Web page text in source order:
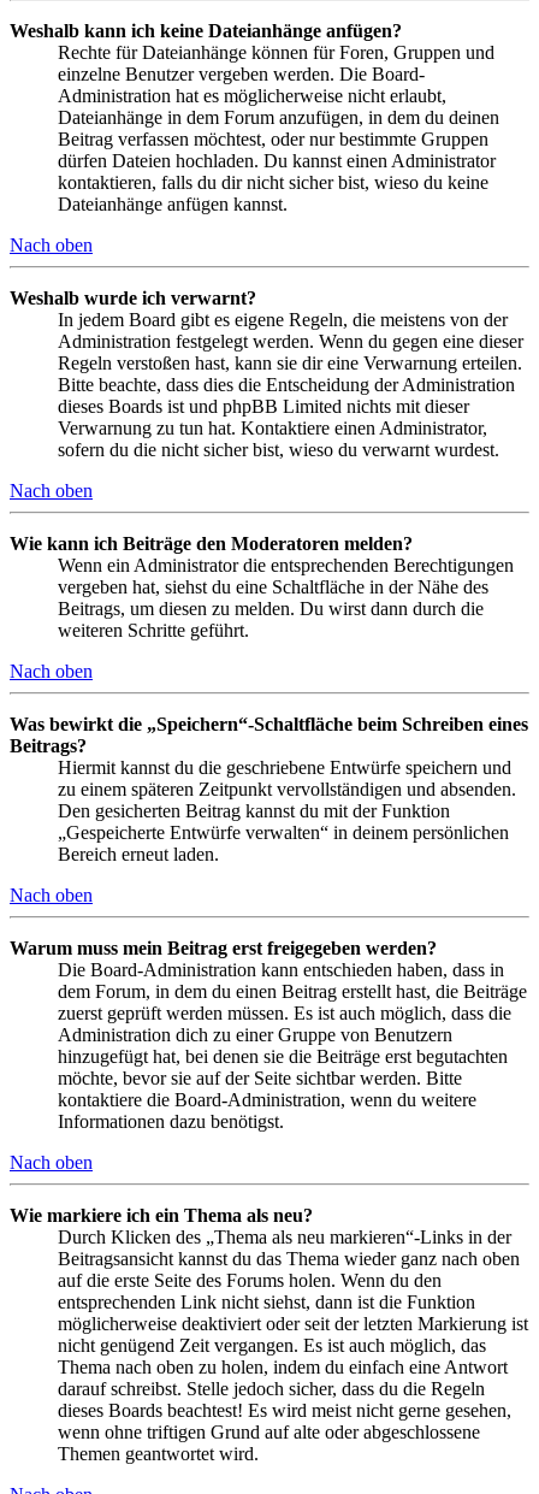
Weshalb kann ich keine Dateianhänge anfügen?
Rechte für Dateianhänge können für Foren, Gruppen und
einzelne Benutzer vergeben werden. Die Board-
Administration hat es möglicherweise nicht erlaubt,
Dateianhänge in dem Forum anzufügen, in dem du deinen
Beitrag verfassen möchtest, oder nur bestimmte Gruppen
dürfen Dateien hochladen. Du kannst einen Administrator
kontaktieren, falls du dir nicht sicher bist, wieso du keine
Dateianhänge anfügen kannst.
Nach oben
Weshalb wurde ich verwarnt?
In jedem Board gibt es eigene Regeln, die meistens von der
Administration festgelegt werden. Wenn du gegen eine dieser
Regeln verstoßen hast, kann sie dir eine Verwarnung erteilen.
Bitte beachte, dass dies die Entscheidung der Administration
dieses Boards ist und phpBB Limited nichts mit dieser
Verwarnung zu tun hat. Kontaktiere einen Administrator,
sofern du die nicht sicher bist, wieso du verwarnt wurdest.
Nach oben
Wie kann ich Beiträge den Moderatoren melden?
Wenn ein Administrator die entsprechenden Berechtigungen
vergeben hat, siehst du eine Schaltfläche in der Nähe des
Beitrags, um diesen zu melden. Du wirst dann durch die
weiteren Schritte geführt.
Nach oben
Was bewirkt die „Speichern“-Schaltfläche beim Schreiben eines
Beitrags?
Hiermit kannst du die geschriebene Entwürfe speichern und
zu einem späteren Zeitpunkt vervollständigen und absenden.
Den gesicherten Beitrag kannst du mit der Funktion
„Gespeicherte Entwürfe verwalten“ in deinem persönlichen
Bereich erneut laden.
Nach oben
Warum muss mein Beitrag erst freigegeben werden?
Die Board-Administration kann entschieden haben, dass in
dem Forum, in dem du einen Beitrag erstellt hast, die Beiträge
zuerst geprüft werden müssen. Es ist auch möglich, dass die
Administration dich zu einer Gruppe von Benutzern
hinzugefügt hat, bei denen sie die Beiträge erst begutachten
möchte, bevor sie auf der Seite sichtbar werden. Bitte
kontaktiere die Board-Administration, wenn du weitere
Informationen dazu benötigst.
Nach oben
Wie markiere ich ein Thema als neu?
Durch Klicken des „Thema als neu markieren“-Links in der
Beitragsansicht kannst du das Thema wieder ganz nach oben
auf die erste Seite des Forums holen. Wenn du den
entsprechenden Link nicht siehst, dann ist die Funktion
möglicherweise deaktiviert oder seit der letzten Markierung ist
nicht genügend Zeit vergangen. Es ist auch möglich, das
Thema nach oben zu holen, indem du einfach eine Antwort
darauf schreibst. Stelle jedoch sicher, dass du die Regeln
dieses Boards beachtest! Es wird meist nicht gerne gesehen,
wenn ohne triftigen Grund auf alte oder abgeschlossene
Themen geantwortet wird.